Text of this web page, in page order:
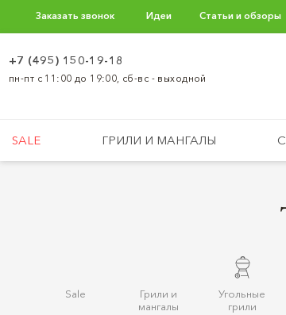
Заказать звонок Идеи Статьи и обзоры
+7 (495) 150-19-18
пн-пт с 11:00 до 19:00, сб-вс - выходной
SALE ГРИЛИ И МАНГАЛЫ
Sale
Грили и
мангалы
Угольные
грили